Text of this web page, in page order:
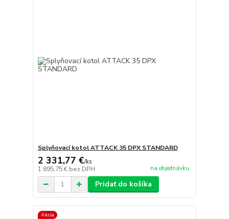
Splyňovací kotol ATTACK 35 DPX STANDARD
2 331,77 €/ks
1 895,75 € bez DPH na objednávku
Pridať do košíka
Akcia